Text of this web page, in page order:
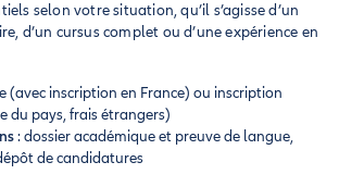
selon votre situation, qu’il s’agisse d’un
d’un cursus complet ou d’une expérience en
(avec inscription en France) ou inscription
du pays, frais étrangers)
: dossier académique et preuve de langue,
de candidatures